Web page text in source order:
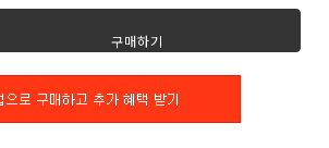
구매하기